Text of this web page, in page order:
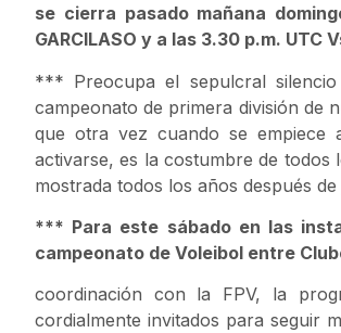
se cierra pasado mañana
GARCILASO y a las 3.30 p.m. UTC
*** Preocupa el sepulcral
campeonato de primera división de
que otra vez cuando se
activarse, es la costumbre de todos
mostrada todos los años después
*** Para este sábado en las
campeonato de Voleibol entre
coordinación con la FPV, la
cordialmente invitados para seguir